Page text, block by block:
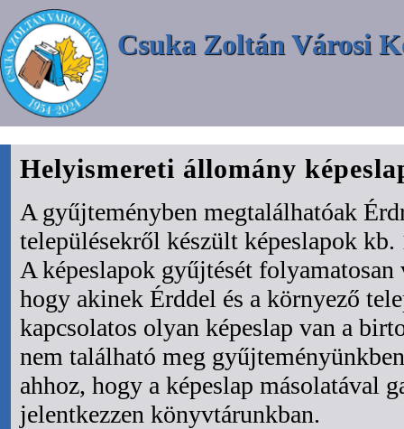
Csuka Zoltán Városi
Helyismereti állomány
A gyűjteményben megtalálhatóak
településekről készült képeslapok
A képeslapok gyűjtését
hogy akinek Érddel és a környező
kapcsolatos olyan képeslap van a
nem található meg
ahhoz, hogy a képeslap másolatával
jelentkezzen könyvtárunkban.